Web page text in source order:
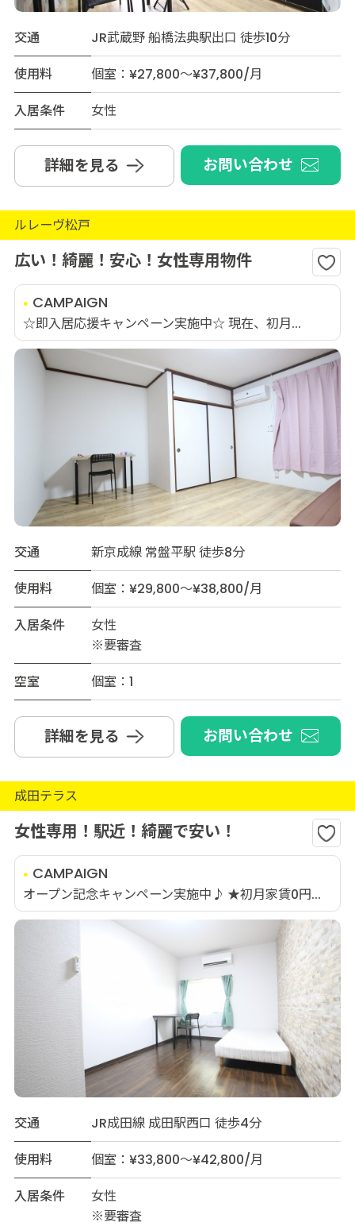
交通
JR武蔵野 船橋法典駅出口 徒歩10分
使用料
個室：¥27,800～¥37,800/月
入居条件
女性
詳細を見る お問い合わせ
ルレーヴ松戸
広い！綺麗！安心！女性専用物件
CAMPAIGN
☆即入居応援キャンペーン実施中☆ 現在、初月...
交通
新京成線 常盤平駅 徒歩8分
使用料
個室：¥29,800～¥38,800/月
入居条件
女性
※要審査
空室
個室：1
詳細を見る お問い合わせ
成田テラス
女性専用！駅近！綺麗で安い！
CAMPAIGN
オープン記念キャンペーン実施中♪ ★初月家賃0円...
交通
JR成田線 成田駅西口 徒歩4分
使用料
個室：¥33,800～¥42,800/月
入居条件
女性
※要審査